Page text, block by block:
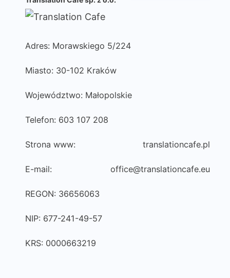
Adres: Morawskiego 5/224
Miasto: 30-102 Kraków
Województwo: Małopolskie
Telefon: 603 107 208
Strona www: translationcafe.pl
E-mail: office@translationcafe.eu
REGON: 36656063
NIP: 677-241-49-57
KRS: 0000663219